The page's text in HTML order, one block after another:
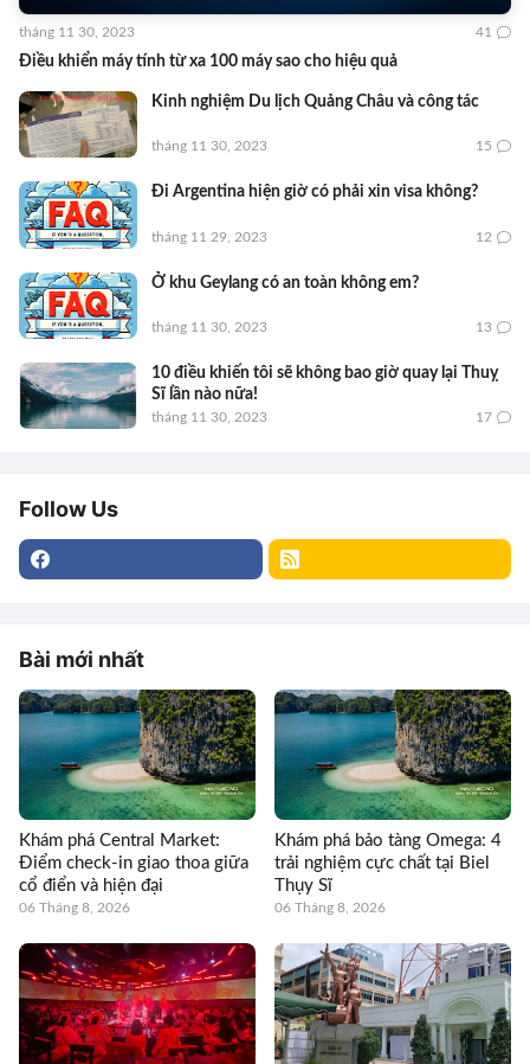
Điều khiển máy tính từ xa 100 máy sao cho hiệu quả
tháng 11 30, 2023 41
Kinh nghiệm Du lịch Quảng Châu và công tác
tháng 11 30, 2023 15
Đi Argentina hiện giờ có phải xin visa không?
tháng 11 29, 2023 12
Ở khu Geylang có an toàn không em?
tháng 11 30, 2023 13
10 điều khiến tôi sẽ không bao giờ quay lại Thuỵ
Sĩ lần nào nữa!
tháng 11 30, 2023 17
Follow Us
Bài mới nhất
Khám phá Central Market:
Điểm check-in giao thoa giữa
cổ điển và hiện đại
06 Tháng 8, 2026
Khám phá bảo tàng Omega: 4
trải nghiệm cực chất tại Biel
Thụy Sĩ
06 Tháng 8, 2026